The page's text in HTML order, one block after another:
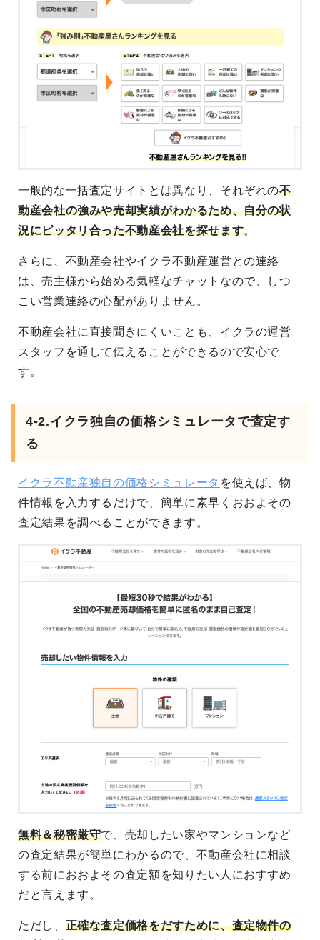
一般的な一括査定サイトとは異なり、それぞれの不
動産会社の強みや売却実績がわかるため、自分の状
況にピッタリ合った不動産会社を探せます。
さらに、不動産会社やイクラ不動産運営との連絡
は、売主様から始める気軽なチャットなので、しつ
こい営業連絡の心配がありません。
不動産会社に直接聞きにくいことも、イクラの運営
スタッフを通して伝えることができるので安心で
す。
4-2.イクラ独自の価格シミュレータで査定す
る
イクラ不動産独自の価格シミュレータ を使えば、物
件情報を入力するだけで、簡単に素早くおおよその
査定結果を調べることができます。
無料＆秘密厳守で、売却したい家やマンションなど
の査定結果が簡単にわかるので、不動産会社に相談
する前におおよその査定額を知りたい人におすすめ
だと言えます。
ただし、 正確な査定価格をだすために、査定物件の